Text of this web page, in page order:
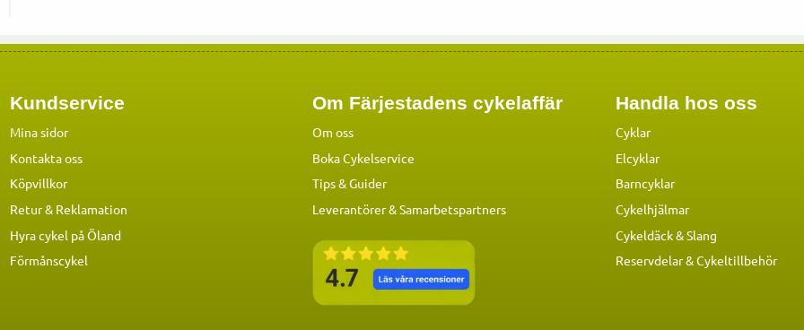
Kundservice
Mina sidor
Kontakta oss
Köpvillkor
Retur & Reklamation
Hyra cykel på Öland
Förmånscykel
Om Färjestadens cykelaffär
Om oss
Boka Cykelservice
Tips & Guider
Leverantörer & Samarbetspartners
Handla hos oss
Cyklar
Elcyklar
Barncyklar
Cykelhjälmar
Cykeldäck & Slang
Reservdelar&Cykeltillbehör